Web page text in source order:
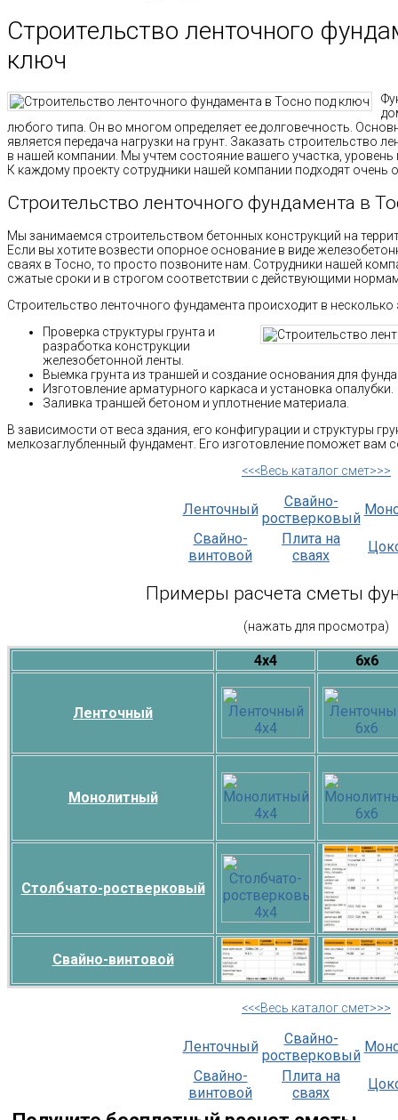
Строительство ленточного
ключ
любого типа. Он во многом определяет ее долговечность.
является передача нагрузки на грунт. Заказать строительство
в нашей компании. Мы учтем состояние вашего участка, уровень
К каждому проекту сотрудники нашей компании подходят очень
Строительство ленточного фундамента в
Мы занимаемся строительством бетонных конструкций на
Если вы хотите возвести опорное основание в виде
сваях в Тосно, то просто позвоните нам. Сотрудники нашей
сжатые сроки и в строгом соответствии с действующими
Строительство ленточного фундамента происходит в несколько
Проверка структуры грунта и
разработка конструкции
железобетонной ленты.
Выемка грунта из траншей и создание основания для
Изготовление арматурного каркаса и установка опалубки.
Заливка траншей бетоном и уплотнение материала.
В зависимости от веса здания, его конфигурации и структуры
мелкозаглубленный фундамент. Его изготовление поможет вам
<<<Весь каталог смет>>>
Ленточный
Свайно-
ростверковый
Свайно-
винтовой
Плита на
сваях
Примеры расчета сметы
(нажать для просмотра)
4х4 6х6
Ленточный
Монолитный
Столбчато-ростверковый
Свайно-винтовой
<<<Весь каталог смет>>>
Ленточный
Свайно-
ростверковый
Свайно-
винтовой
Плита на
сваях